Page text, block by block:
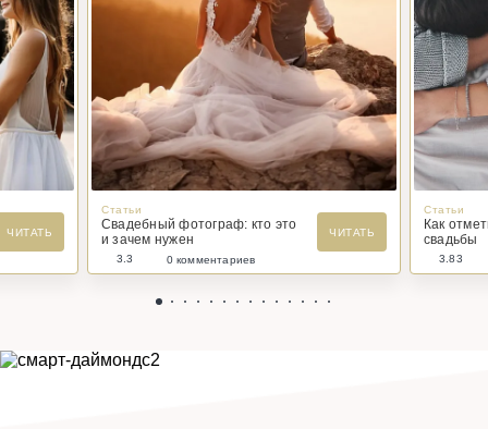
ЧИТАТЬ
Статьи
Свадебный фотограф: кто это
и зачем нужен
ЧИТАТЬ
3.3 0 комментариев
Статьи
Как
свадьбы
3.83